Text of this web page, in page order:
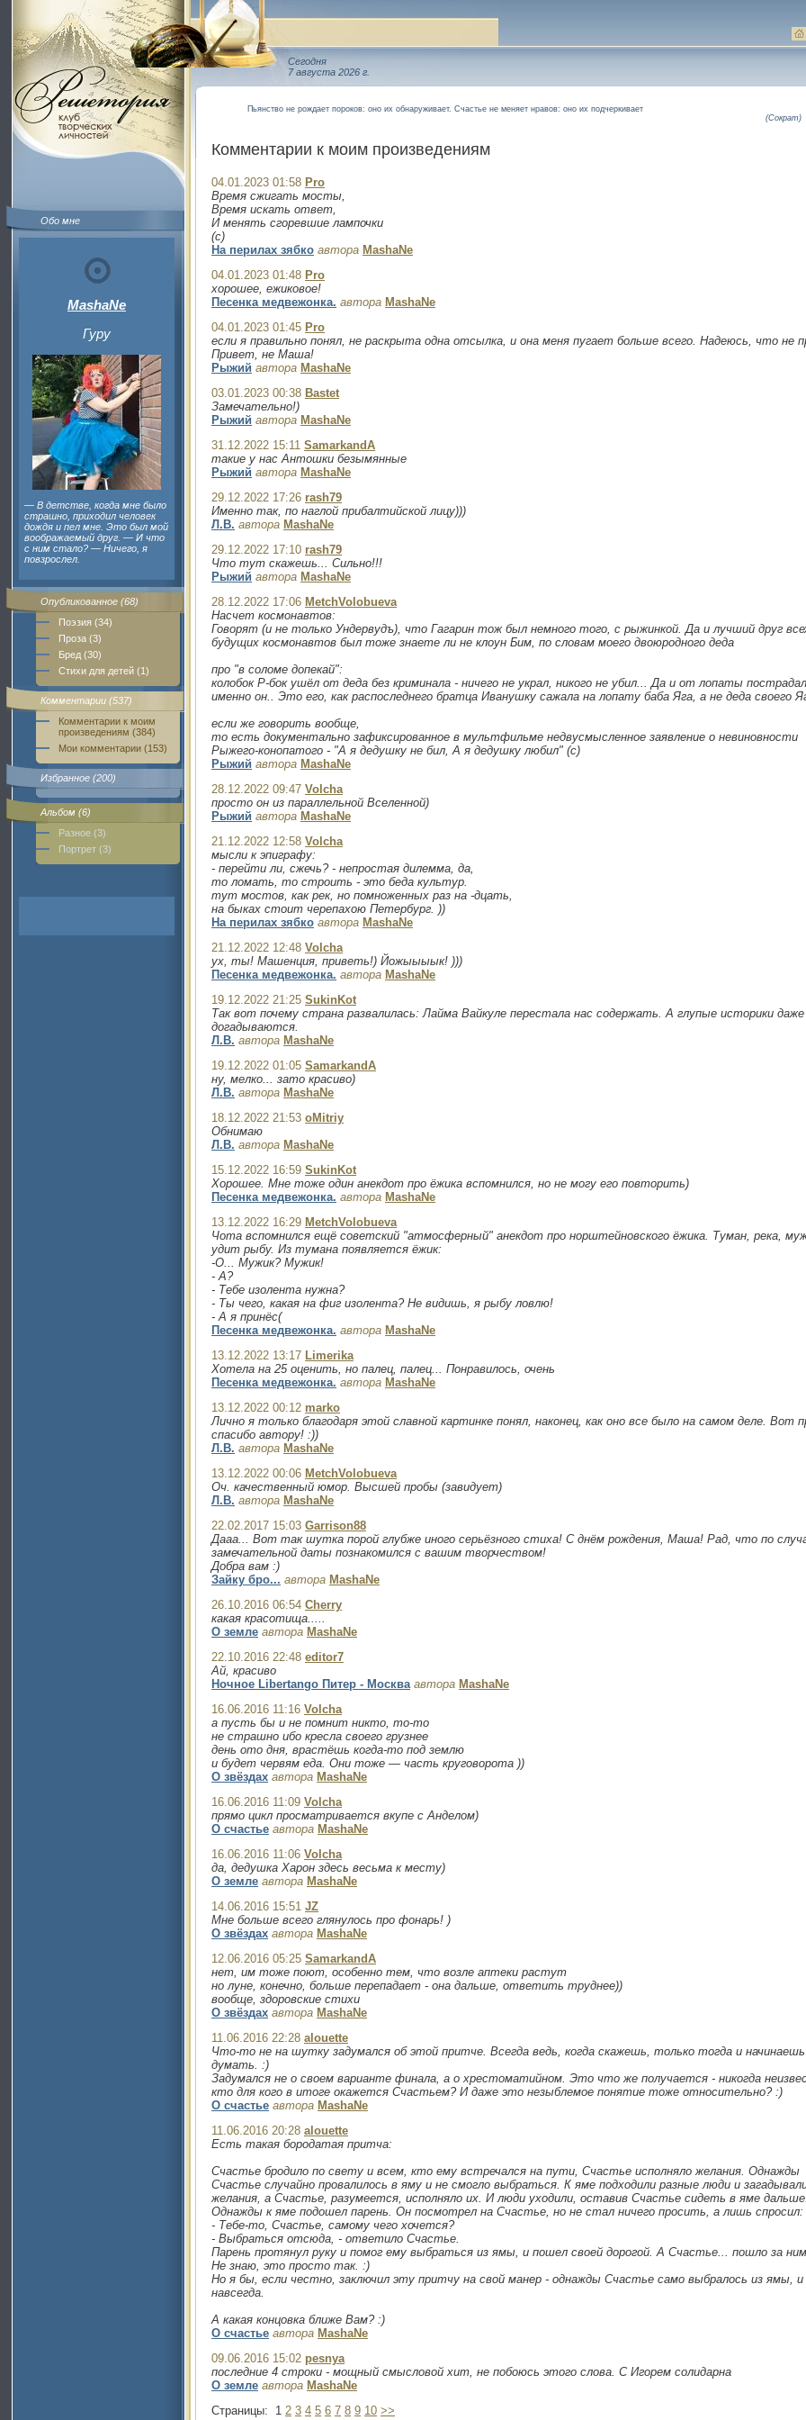
Обо мне
MashaNe
Гуру
— В детстве, когда мне было
страшно, приходил человек
дождя и пел мне. Это был мой
воображаемый друг. — И что
с ним стало? — Ничего, я
повзрослел.
Опубликованное (68)
Поэзия (34)
Проза (3)
Бред (30)
Стихи для детей (1)
Комментарии (537)
Комментарии к моим
произведениям (384)
Мои комментарии (153)
Избранное (200)
Альбом (6)
Разное (3)
Портрет (3)
Сегодня
7 августа 2026 г.
Пьянство не рождает пороков: оно их обнаруживает. Счастье не меняет нравов: оно их подчеркивает
(Сократ)
Комментарии к моим произведениям
04.01.2023 01:58 Pro
Время сжигать мосты,
Время искать ответ,
И менять сгоревшие лампочки
(с)
На перилах зябко автора MashaNe
04.01.2023 01:48 Pro
хорошее, ежиковое!
Песенка медвежонка. автора MashaNe
04.01.2023 01:45 Pro
если я правильно понял, не раскрыта одна отсылка, и она меня пугает больше всего. Надеюсь, что не
Привет, не Маша!
Рыжий автора MashaNe
03.01.2023 00:38 Bastet
Замечательно!)
Рыжий автора MashaNe
31.12.2022 15:11 SamarkandA
такие у нас Антошки безымянные
Рыжий автора MashaNe
29.12.2022 17:26 rash79
Именно так, по наглой прибалтийской лицу)))
Л.В. автора MashaNe
29.12.2022 17:10 rash79
Что тут скажешь... Сильно!!!
Рыжий автора MashaNe
28.12.2022 17:06 MetchVolobueva
Насчет космонавтов:
Говорят (и не только Ундервудъ), что Гагарин тож был немного того, с рыжинкой. Да и лучший друг
будущих космонавтов был тоже знаете ли не клоун Бим, по словам моего двоюродного деда
про "в соломе допекай":
колобок Р-бок ушёл от деда без криминала - ничего не украл, никого не убил... Да и от лопаты пострадал
именно он.. Это его, как распоследнего братца Иванушку сажала на лопату баба Яга, а не деда своего
если же говорить вообще,
то есть документально зафиксированное в мультфильме недвусмысленное заявление о невиновности
Рыжего-конопатого - "А я дедушку не бил, А я дедушку любил" (с)
Рыжий автора MashaNe
28.12.2022 09:47 Volcha
просто он из параллельной Вселенной)
Рыжий автора MashaNe
21.12.2022 12:58 Volcha
мысли к эпиграфу:
- перейти ли, сжечь? - непростая дилемма, да,
то ломать, то строить - это беда культур.
тут мостов, как рек, но помноженных раз на -дцать,
на быках стоит черепахою Петербург. ))
На перилах зябко автора MashaNe
21.12.2022 12:48 Volcha
ух, ты! Машенция, приветь!) Йожыыыык! )))
Песенка медвежонка. автора MashaNe
19.12.2022 21:25 SukinKot
Так вот почему страна развалилась: Лайма Вайкуле перестала нас содержать. А глупые историки даже
догадываются.
Л.В. автора MashaNe
19.12.2022 01:05 SamarkandA
ну, мелко... зато красиво)
Л.В. автора MashaNe
18.12.2022 21:53 oMitriy
Обнимаю
Л.В. автора MashaNe
15.12.2022 16:59 SukinKot
Хорошее. Мне тоже один анекдот про ёжика вспомнился, но не могу его повторить)
Песенка медвежонка. автора MashaNe
13.12.2022 16:29 MetchVolobueva
Чота вспомнился ещё советский "атмосферный" анекдот про норштейновского ёжика. Туман, река,
удит рыбу. Из тумана появляется ёжик:
-О... Мужик? Мужик!
- А?
- Тебе изолента нужна?
- Ты чего, какая на фиг изолента? Не видишь, я рыбу ловлю!
- А я принёс(
Песенка медвежонка. автора MashaNe
13.12.2022 13:17 Limerika
Хотела на 25 оценить, но палец, палец... Понравилось, очень
Песенка медвежонка. автора MashaNe
13.12.2022 00:12 marko
Лично я только благодаря этой славной картинке понял, наконец, как оно все было на самом деле. Вот
спасибо автору! :))
Л.В. автора MashaNe
13.12.2022 00:06 MetchVolobueva
Оч. качественный юмор. Высшей пробы (завидует)
Л.В. автора MashaNe
22.02.2017 15:03 Garrison88
Дааа... Вот так шутка порой глубже иного серьёзного стиха! С днём рождения, Маша! Рад, что по
замечательной даты познакомился с вашим творчеством!
Добра вам :)
Зайку бро... автора MashaNe
26.10.2016 06:54 Cherry
какая красотища.....
О земле автора MashaNe
22.10.2016 22:48 editor7
Ай, красиво
Ночное Libertango Питер - Москва автора MashaNe
16.06.2016 11:16 Volcha
а пусть бы и не помнит никто, то-то
не страшно ибо кресла своего грузнее
день ото дня, врастёшь когда-то под землю
и будет червям еда. Они тоже — часть круговорота ))
О звёздах автора MashaNe
16.06.2016 11:09 Volcha
прямо цикл просматривается вкупе с Анделом)
О счастье автора MashaNe
16.06.2016 11:06 Volcha
да, дедушка Харон здесь весьма к месту)
О земле автора MashaNe
14.06.2016 15:51 JZ
Мне больше всего глянулось про фонарь! )
О звёздах автора MashaNe
12.06.2016 05:25 SamarkandA
нет, им тоже поют, особенно тем, что возле аптеки растут
но луне, конечно, больше перепадает - она дальше, ответить труднее))
вообще, здоровские стихи
О звёздах автора MashaNe
11.06.2016 22:28 alouette
Что-то не на шутку задумался об этой притче. Всегда ведь, когда скажешь, только тогда и начинаешь
думать. :)
Задумался не о своем варианте финала, а о хрестоматийном. Это что же получается - никогда
кто для кого в итоге окажется Счастьем? И даже это незыблемое понятие тоже относительно? :)
О счастье автора MashaNe
11.06.2016 20:28 alouette
Есть такая бородатая притча:
Счастье бродило по свету и всем, кто ему встречался на пути, Счастье исполняло желания. Однажды
Счастье случайно провалилось в яму и не смогло выбраться. К яме подходили разные люди и
желания, а Счастье, разумеется, исполняло их. И люди уходили, оставив Счастье сидеть в яме дальше.
Однажды к яме подошел парень. Он посмотрел на Счастье, но не стал ничего просить, а лишь спросил:
- Тебе-то, Счастье, самому чего хочется?
- Выбраться отсюда, - ответило Счастье.
Парень протянул руку и помог ему выбраться из ямы, и пошел своей дорогой. А Счастье... пошло за
Не знаю, это просто так. :)
Но я бы, если честно, заключил эту притчу на свой манер - однажды Счастье само выбралось из ямы,
навсегда.
А какая концовка ближе Вам? :)
О счастье автора MashaNe
09.06.2016 15:02 pesnya
последние 4 строки - мощный смысловой хит, не побоюсь этого слова. С Игорем солидарна
О земле автора MashaNe
Страницы: 1 2 3 4 5 6 7 8 9 10 >>